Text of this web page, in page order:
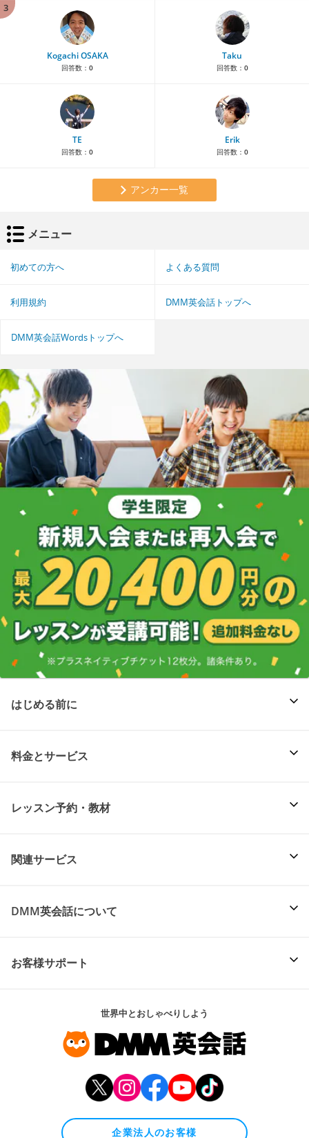
3
Kogachi OSAKA
回答数： 0
Taku
回答数： 0
TE
回答数： 0
Erik
回答数： 0
アンカー一覧
メニュー
初めての方へ よくある質問
利用規約 DMM英会話トップへ
DMM英会話Wordsトップへ
はじめる前に
料金とサービス
レッスン予約・教材
関連サービス
DMM英会話について
お客様サポート
世界中とおしゃべりしよう
企業法人のお客様